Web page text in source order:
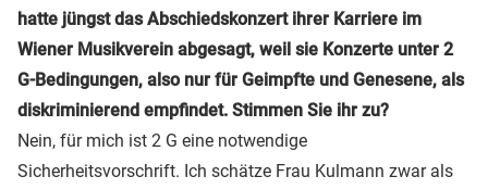
hatte jüngst das Abschiedskonzert ihrer Karriere im
Wiener Musikverein abgesagt, weil sie Konzerte unter 2
G-Bedingungen, also nur für Geimpfte und Genesene, als
diskriminierend empfindet. Stimmen Sie ihr zu?
Nein, für mich ist 2 G eine notwendige
Sicherheitsvorschrift. Ich schätze Frau Kulmann zwar als